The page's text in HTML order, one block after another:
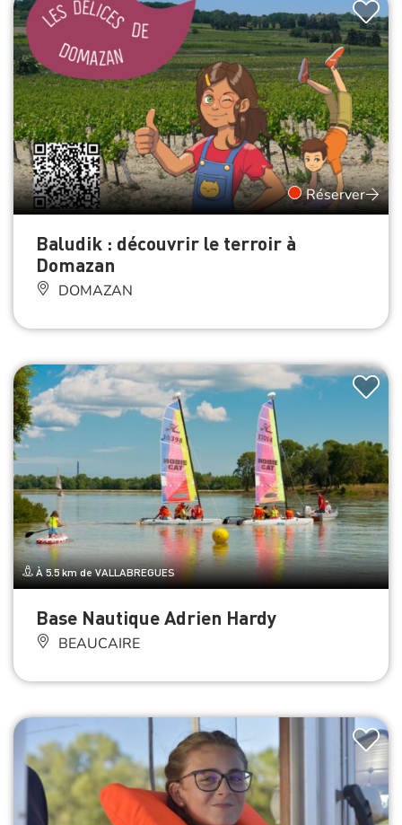
Réserver
Baludik : découvrir le terroir à
Domazan
DOMAZAN
À 5.5 km de VALLABREGUES
Base Nautique Adrien Hardy
BEAUCAIRE